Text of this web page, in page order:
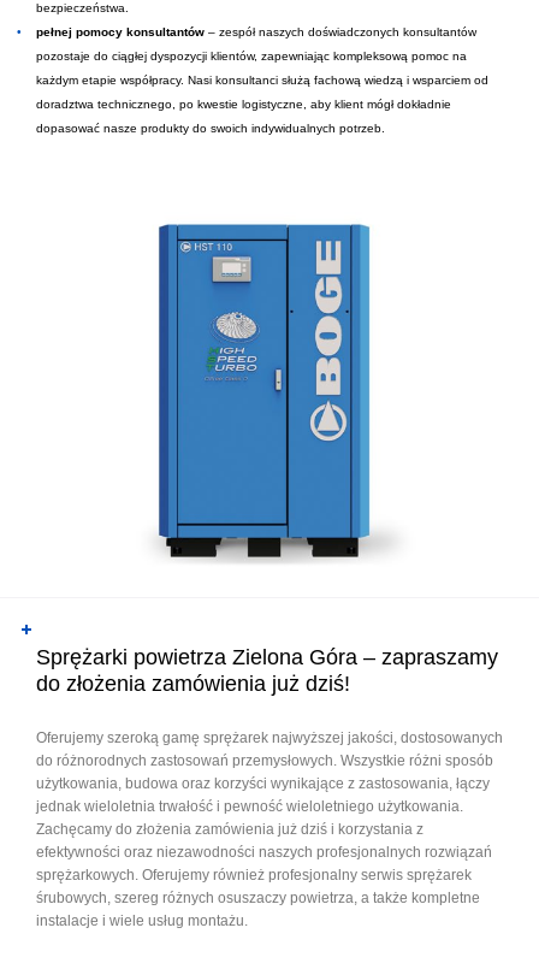
bezpieczeństwa.
pełnej pomocy konsultantów – zespół naszych doświadczonych konsultantów
pozostaje do ciągłej dyspozycji klientów, zapewniając kompleksową pomoc na
każdym etapie współpracy. Nasi konsultanci służą fachową wiedzą i wsparciem od
doradztwa technicznego, po kwestie logistyczne, aby klient mógł dokładnie
dopasować nasze produkty do swoich indywidualnych potrzeb.
Sprężarki powietrza Zielona Góra – zapraszamy
do złożenia zamówienia już dziś!
Oferujemy szeroką gamę sprężarek najwyższej jakości, dostosowanych
do różnorodnych zastosowań przemysłowych. Wszystkie różni sposób
użytkowania, budowa oraz korzyści wynikające z zastosowania, łączy
jednak wieloletnia trwałość i pewność wieloletniego użytkowania.
Zachęcamy do złożenia zamówienia już dziś i korzystania z
efektywności oraz niezawodności naszych profesjonalnych rozwiązań
sprężarkowych. Oferujemy również profesjonalny serwis sprężarek
śrubowych, szereg różnych osuszaczy powietrza, a także kompletne
instalacje i wiele usług montażu.